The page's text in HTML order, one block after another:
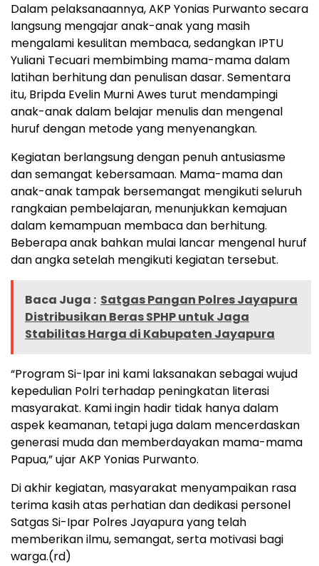
Dalam pelaksanaannya, AKP Yonias Purwanto secara
langsung mengajar anak-anak yang masih
mengalami kesulitan membaca, sedangkan IPTU
Yuliani Tecuari membimbing mama-mama dalam
latihan berhitung dan penulisan dasar. Sementara
itu, Bripda Evelin Murni Awes turut mendampingi
anak-anak dalam belajar menulis dan mengenal
huruf dengan metode yang menyenangkan.
Kegiatan berlangsung dengan penuh antusiasme
dan semangat kebersamaan. Mama-mama dan
anak-anak tampak bersemangat mengikuti seluruh
rangkaian pembelajaran, menunjukkan kemajuan
dalam kemampuan membaca dan berhitung.
Beberapa anak bahkan mulai lancar mengenal huruf
dan angka setelah mengikuti kegiatan tersebut.
Baca Juga : Satgas Pangan Polres Jayapura
Distribusikan Beras SPHP untuk Jaga
Stabilitas Harga di Kabupaten Jayapura
“Program Si-Ipar ini kami laksanakan sebagai wujud
kepedulian Polri terhadap peningkatan literasi
masyarakat. Kami ingin hadir tidak hanya dalam
aspek keamanan, tetapi juga dalam mencerdaskan
generasi muda dan memberdayakan mama-mama
Papua,” ujar AKP Yonias Purwanto.
Di akhir kegiatan, masyarakat menyampaikan rasa
terima kasih atas perhatian dan dedikasi personel
Satgas Si-Ipar Polres Jayapura yang telah
memberikan ilmu, semangat, serta motivasi bagi
warga.(rd)